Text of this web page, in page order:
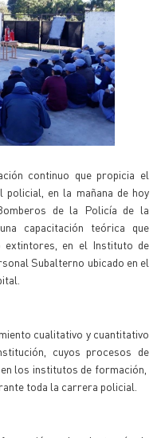
continuo que propicia el
en la mañana de hoy
de la Policía de la
capacitación teórica que
extintores, en el Instituto de
Subalterno ubicado en el
cualitativo y cuantitativo
cuyos procesos de
los institutos de formación,
toda la carrera policial.